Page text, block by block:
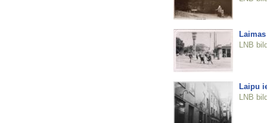
LNB
Laipu
LNB